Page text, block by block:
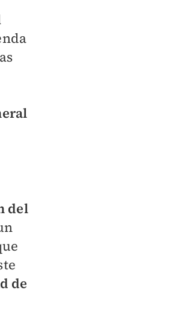
del
de